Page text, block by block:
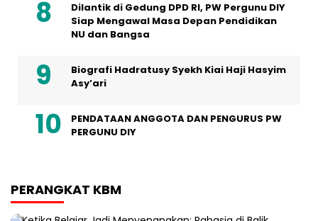
Dilantik di Gedung DPD RI, PW Pergunu DIY
Siap Mengawal Masa Depan Pendidikan
NU dan Bangsa
Biografi Hadratusy Syekh Kiai Haji Hasyim
Asy’ari
PENDATAAN ANGGOTA DAN PENGURUS PW
PERGUNU DIY
PERANGKAT KBM